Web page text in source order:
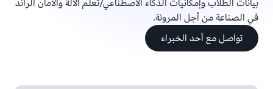
بيانات الطلاب وإمكانيات الذكاء الاصطناعي/تعلم الآلة والأمان الرائد
في الصناعة من أجل المرونة.
تواصل مع أحد الخبراء